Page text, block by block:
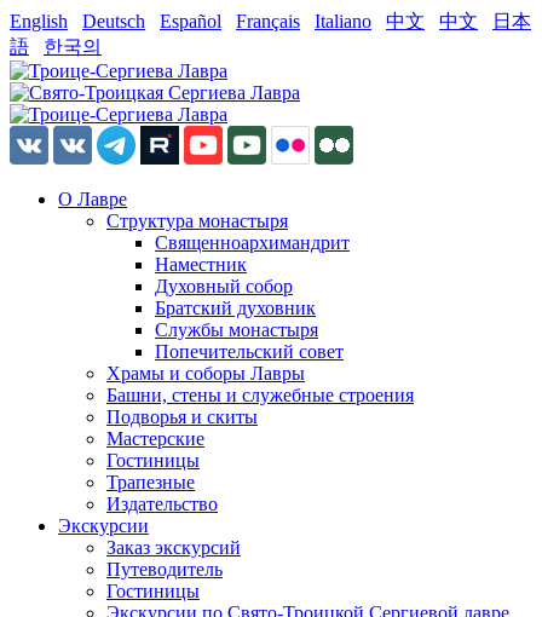
English Deutsch Español Français Italiano 中文 中文
日本
語
한국의
О Лавре
Структура монастыря
Священноархимандрит
Наместник
Духовный собор
Братский духовник
Службы монастыря
Попечительский совет
Храмы и соборы Лавры
Башни, стены и служебные строения
Подворья и скиты
Мастерские
Гостиницы
Трапезные
Издательство
Экскурсии
Заказ экскурсий
Путеводитель
Гостиницы
Экскурсии по Свято-Троицкой Сергиевой лавре